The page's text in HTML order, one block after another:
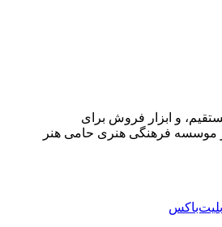
و ابزار فروش برای
موسسه فرهنگی هنری حامی هنر